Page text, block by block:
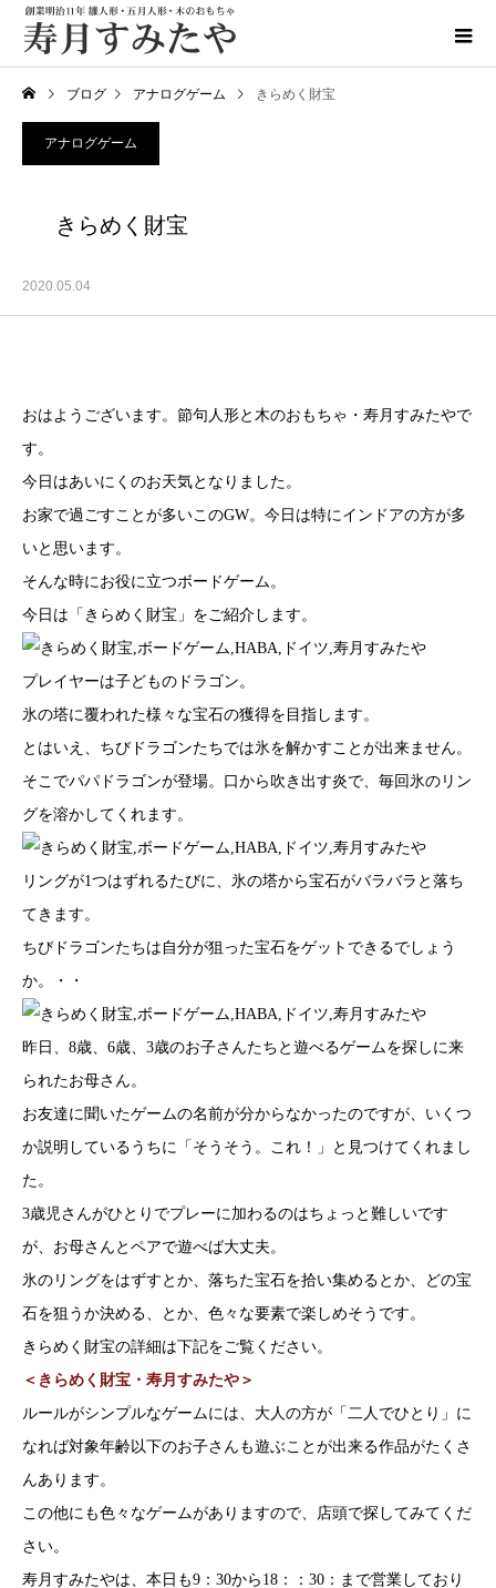
ブログ アナログゲーム きらめく財宝
アナログゲーム
きらめく財宝
2020.05.04
おはようございます。節句人形と木のおもちゃ・寿月すみたやで
す。
今日はあいにくのお天気となりました。
お家で過ごすことが多いこのGW。今日は特にインドアの方が多
いと思います。
そんな時にお役に立つボードゲーム。
今日は「きらめく財宝」をご紹介します。
プレイヤーは子どものドラゴン。
氷の塔に覆われた様々な宝石の獲得を目指します。
とはいえ、ちびドラゴンたちでは氷を解かすことが出来ません。
そこでパパドラゴンが登場。口から吹き出す炎で、毎回氷のリン
グを溶かしてくれます。
リングが1つはずれるたびに、氷の塔から宝石がバラバラと落ち
てきます。
ちびドラゴンたちは自分が狙った宝石をゲットできるでしょう
か。・・
昨日、8歳、6歳、3歳のお子さんたちと遊べるゲームを探しに来
られたお母さん。
お友達に聞いたゲームの名前が分からなかったのですが、いくつ
か説明しているうちに「そうそう。これ！」と見つけてくれまし
た。
3歳児さんがひとりでプレーに加わるのはちょっと難しいです
が、お母さんとペアで遊べば大丈夫。
氷のリングをはずすとか、落ちた宝石を拾い集めるとか、どの宝
石を狙うか決める、とか、色々な要素で楽しめそうです。
きらめく財宝の詳細は下記をご覧ください。
＜きらめく財宝・寿月すみたや＞
ルールがシンプルなゲームには、大人の方が「二人でひとり」に
なれば対象年齢以下のお子さんも遊ぶことが出来る作品がたくさ
んあります。
この他にも色々なゲームがありますので、店頭で探してみてくだ
さい。
寿月すみたやは、本日も9：30から18：：30：まで営業しており